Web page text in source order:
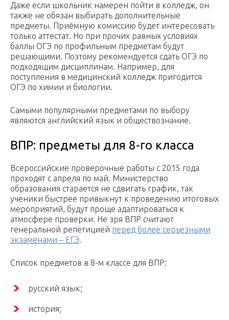
Даже если школьник намерен пойти в колледж, он
также не обязан выбирать дополнительные
предметы. Приёмную комиссию будет интересовать
только аттестат. Но при прочих равных условиях
баллы ОГЭ по профильным предметам будут
решающими. Поэтому рекомендуется сдать ОГЭ по
подходящим дисциплинам. Например, для
поступления в медицинский колледж пригодится
ОГЭ по химии и биологии.
Самыми популярными предметами по выбору
являются английский язык и обществознание.
ВПР: предметы для 8-го класса
Всероссийские проверочные работы с 2015 года
проходят с апреля по май. Министерство
образования старается не сдвигать график, так
ученики быстрее привыкнут к проведению итоговых
мероприятий, будут проще адаптироваться к
атмосфере проверки. Не зря ВПР считают
генеральной репетицией перед более серьезными
экзаменами – ЕГЭ.
Список предметов в 8-м классе для ВПР:
русский язык;
история;